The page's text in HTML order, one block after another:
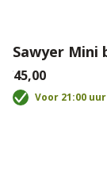
Sawyer Mini
€45,00
Voor 21:00